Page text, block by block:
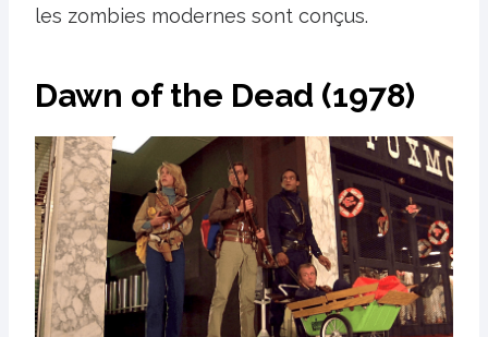
les zombies modernes sont conçus.
Dawn of the Dead (1978)